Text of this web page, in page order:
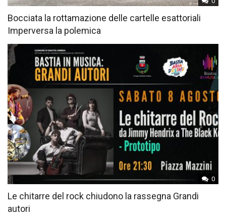
Bocciata la rottamazione delle cartelle esattoriali
Imperversa la polemica
0
Le chitarre del rock chiudono la rassegna Grandi
autori